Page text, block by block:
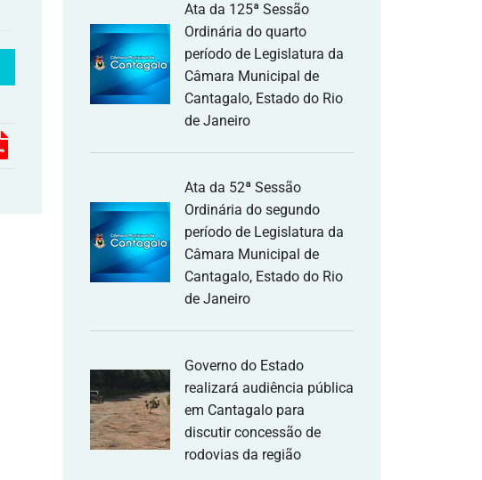
Ata da 125ª Sessão
Ordinária do quarto
período de Legislatura da
Câmara Municipal de
Cantagalo, Estado do Rio
de Janeiro
Ata da 52ª Sessão
Ordinária do segundo
período de Legislatura da
Câmara Municipal de
Cantagalo, Estado do Rio
de Janeiro
Governo do Estado
realizará audiência pública
em Cantagalo para
discutir concessão de
rodovias da região